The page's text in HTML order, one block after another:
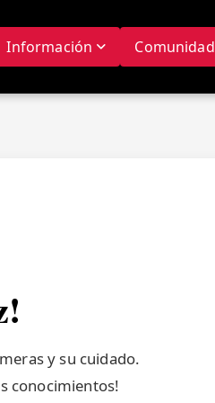
Información Comunidad
y su cuidado.
conocimientos!